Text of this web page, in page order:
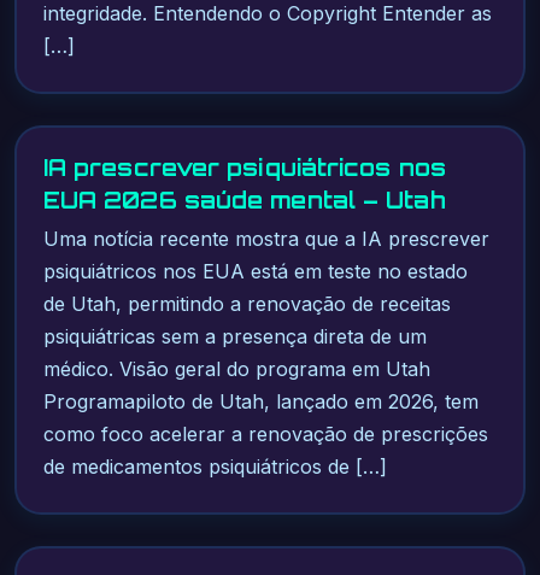
integridade. Entendendo o Copyright Entender as
[…]
IA prescrever psiquiátricos nos
EUA 2026 saúde mental – Utah
Uma notícia recente mostra que a IA prescrever
psiquiátricos nos EUA está em teste no estado
de Utah, permitindo a renovação de receitas
psiquiátricas sem a presença direta de um
médico. Visão geral do programa em Utah
Programapiloto de Utah, lançado em 2026, tem
como foco acelerar a renovação de prescrições
de medicamentos psiquiátricos de […]